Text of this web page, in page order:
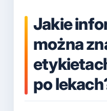
Jakie
można
po